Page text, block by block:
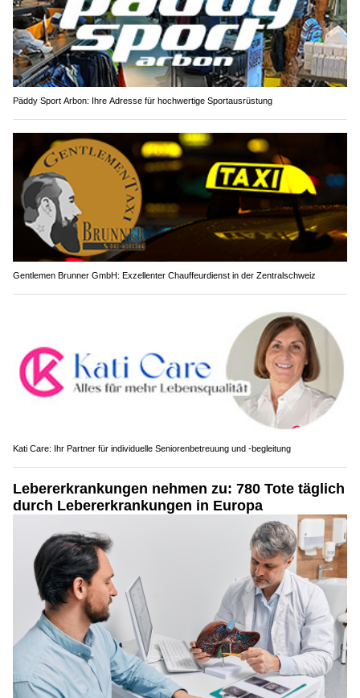
Päddy Sport Arbon: Ihre Adresse für hochwertige Sportausrüstung
Gentlemen Brunner GmbH: Exzellenter Chauffeurdienst in der Zentralschweiz
Kati Care: Ihr Partner für individuelle Seniorenbetreuung und -begleitung
Lebererkrankungen nehmen zu: 780 Tote täglich
durch Lebererkrankungen in Europa